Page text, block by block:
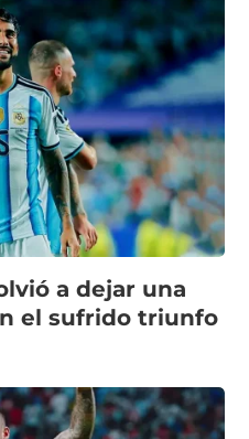
a dejar una
el sufrido triunfo